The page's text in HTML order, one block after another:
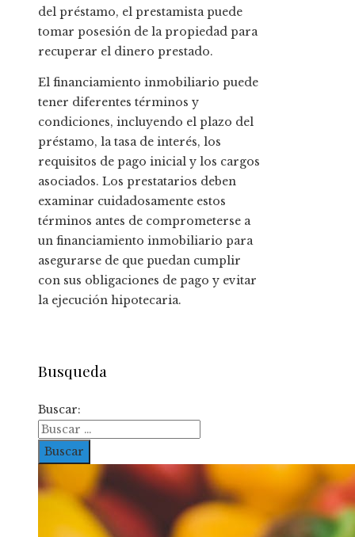
del préstamo, el prestamista puede
tomar posesión de la propiedad para
recuperar el dinero prestado.
El financiamiento inmobiliario puede
tener diferentes términos y
condiciones, incluyendo el plazo del
préstamo, la tasa de interés, los
requisitos de pago inicial y los cargos
asociados. Los prestatarios deben
examinar cuidadosamente estos
términos antes de comprometerse a
un financiamiento inmobiliario para
asegurarse de que puedan cumplir
con sus obligaciones de pago y evitar
la ejecución hipotecaria.
Busqueda
Buscar: